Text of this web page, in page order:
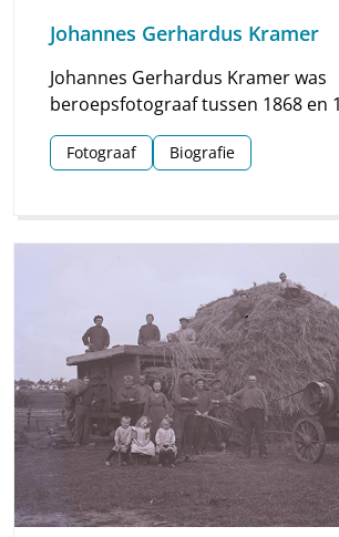
Johannes Gerhardus Kramer
Johannes Gerhardus Kramer was
beroepsfotograaf tussen 1868 en
maakte vooral foto’s in Groningen,
streek ook meermaals neer in
Fotograaf Biografie